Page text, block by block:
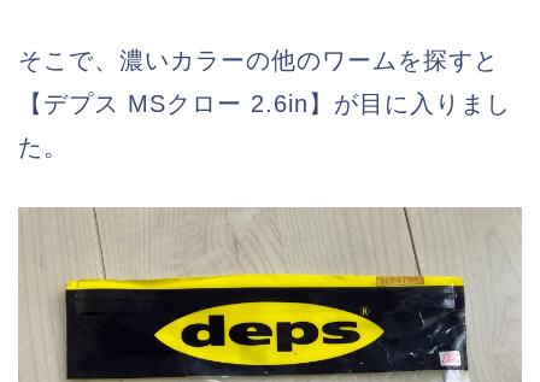
そこで、濃いカラーの他のワームを探すと
【デプス MSクロー 2.6in】が目に入りまし
た。